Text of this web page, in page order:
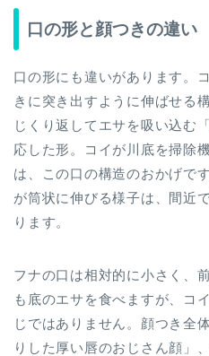
口の形と顔つきの違い
口の形にも違いがあります。
きに突き出すように伸ばせる
じくり返してエサを吸い込む
応した形。コイが川底を掃除
は、この口の構造のおかげで
が筒状に伸びる様子は、間近
ります。
フナの口は相対的に小さく、
も底のエサを食べますが、コ
じではありません。顔つき全
りした厚い唇のおじさん顔」